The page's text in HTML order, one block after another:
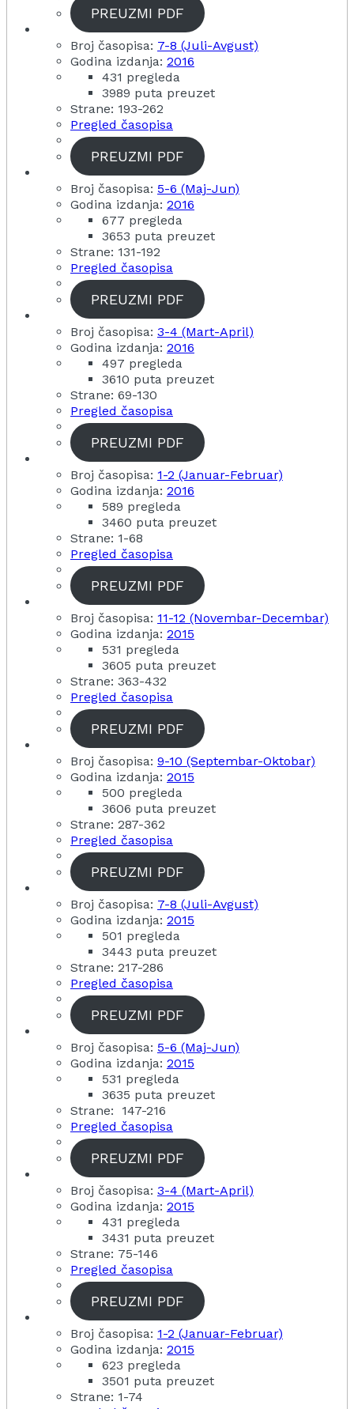
PREUZMI PDF
Broj časopisa: 7-8 (Juli-Avgust)
Godina izdanja: 2016
431 pregleda
3989 puta preuzet
Strane: 193-262
Pregled časopisa
PREUZMI PDF
Broj časopisa: 5-6 (Maj-Jun)
Godina izdanja: 2016
677 pregleda
3653 puta preuzet
Strane: 131-192
Pregled časopisa
PREUZMI PDF
Broj časopisa: 3-4 (Mart-April)
Godina izdanja: 2016
497 pregleda
3610 puta preuzet
Strane: 69-130
Pregled časopisa
PREUZMI PDF
Broj časopisa: 1-2 (Januar-Februar)
Godina izdanja: 2016
589 pregleda
3460 puta preuzet
Strane: 1-68
Pregled časopisa
PREUZMI PDF
Broj časopisa: 11-12 (Novembar-Decembar)
Godina izdanja: 2015
531 pregleda
3605 puta preuzet
Strane: 363-432
Pregled časopisa
PREUZMI PDF
Broj časopisa: 9-10 (Septembar-Oktobar)
Godina izdanja: 2015
500 pregleda
3606 puta preuzet
Strane: 287-362
Pregled časopisa
PREUZMI PDF
Broj časopisa: 7-8 (Juli-Avgust)
Godina izdanja: 2015
501 pregleda
3443 puta preuzet
Strane: 217-286
Pregled časopisa
PREUZMI PDF
Broj časopisa: 5-6 (Maj-Jun)
Godina izdanja: 2015
531 pregleda
3635 puta preuzet
Strane: 147-216
Pregled časopisa
PREUZMI PDF
Broj časopisa: 3-4 (Mart-April)
Godina izdanja: 2015
431 pregleda
3431 puta preuzet
Strane: 75-146
Pregled časopisa
PREUZMI PDF
Broj časopisa: 1-2 (Januar-Februar)
Godina izdanja: 2015
623 pregleda
3501 puta preuzet
Strane: 1-74